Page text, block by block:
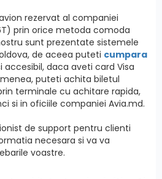
rezervat al companiei
prin orice metoda comoda
sunt prezentate sistemele
de aceea puteti cumpara
accesibil, daca aveti card Visa
puteti achita biletul
terminale cu achitare rapida,
si in oficiile companiei Avia.md.
de support pentru clienti
necesara si va va
voastre.